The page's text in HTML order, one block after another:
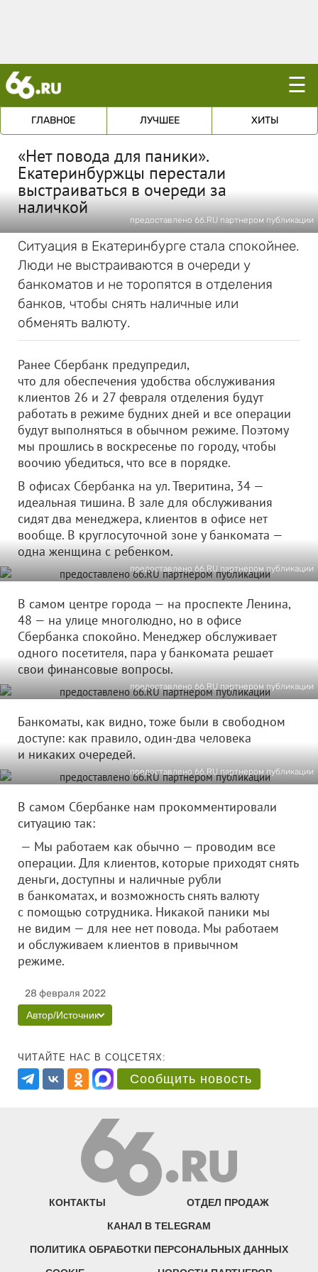
☰
ГЛАВНОЕ ЛУЧШЕЕ ХИТЫ
«Нет повода для паники».
Екатеринбуржцы перестали
выстраиваться в очереди за
наличкой
предоставлено 66.RU партнером публикации
Ситуация в Екатеринбурге стала спокойнее.
Люди не выстраиваются в очереди у
банкоматов и не торопятся в отделения
банков, чтобы снять наличные или
обменять валюту.
Ранее Сбербанк предупредил,
что для обеспечения удобства обслуживания
клиентов 26 и 27 февраля отделения будут
работать в режиме будних дней и все операции
будут выполняться в обычном режиме. Поэтому
мы прошлись в воскресенье по городу, чтобы
воочию убедиться, что все в порядке.
В офисах Сбербанка на ул. Тверитина, 34 —
идеальная тишина. В зале для обслуживания
сидят два менеджера, клиентов в офисе нет
вообще. В круглосуточной зоне у банкомата —
одна женщина с ребенком.
предоставлено 66.RU партнером публикации
В самом центре города — на проспекте Ленина,
48 — на улице многолюдно, но в офисе
Сбербанка спокойно. Менеджер обслуживает
одного посетителя, пара у банкомата решает
свои финансовые вопросы.
предоставлено 66.RU партнером публикации
Банкоматы, как видно, тоже были в свободном
доступе: как правило, один-два человека
и никаких очередей.
предоставлено 66.RU партнером публикации
В самом Сбербанке нам прокомментировали
ситуацию так:
— Мы работаем как обычно — проводим все
операции. Для клиентов, которые приходят снять
деньги, доступны и наличные рубли
в банкоматах, и возможность снять валюту
с помощью сотрудника. Никакой паники мы
не видим — для нее нет повода. Мы работаем
и обслуживаем клиентов в привычном
режиме.
28 февраля 2022
Автор/Источник
ЧИТАЙТЕ НАС В СОЦСЕТЯХ:
Сообщить новость
КОНТАКТЫ ОТДЕЛ ПРОДАЖ
КАНАЛ В TELEGRAM
ПОЛИТИКА ОБРАБОТКИ ПЕРСОНАЛЬНЫХ ДАННЫХ